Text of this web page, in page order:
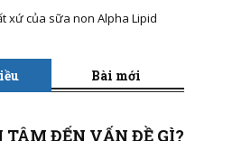
xứ của sữa non Alpha Lipid
Bài mới
TÂM ĐẾN VẤN ĐỀ GÌ?